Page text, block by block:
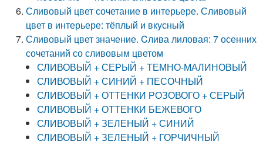
Сливовый цвет сочетание в интерьере. Сливовый
цвет в интерьере: тёплый и вкусный
Сливовый цвет значение. Cлива лиловая: 7 осенних
сочетаний со сливовым цветом
СЛИВОВЫЙ + СЕРЫЙ + ТЕМНО-МАЛИНОВЫЙ
СЛИВОВЫЙ + СИНИЙ + ПЕСОЧНЫЙ
СЛИВОВЫЙ + ОТТЕНКИ РОЗОВОГО + СЕРЫЙ
СЛИВОВЫЙ + ОТТЕНКИ БЕЖЕВОГО
СЛИВОВЫЙ + ЗЕЛЕНЫЙ + СИНИЙ
СЛИВОВЫЙ + ЗЕЛЕНЫЙ + ГОРЧИЧНЫЙ